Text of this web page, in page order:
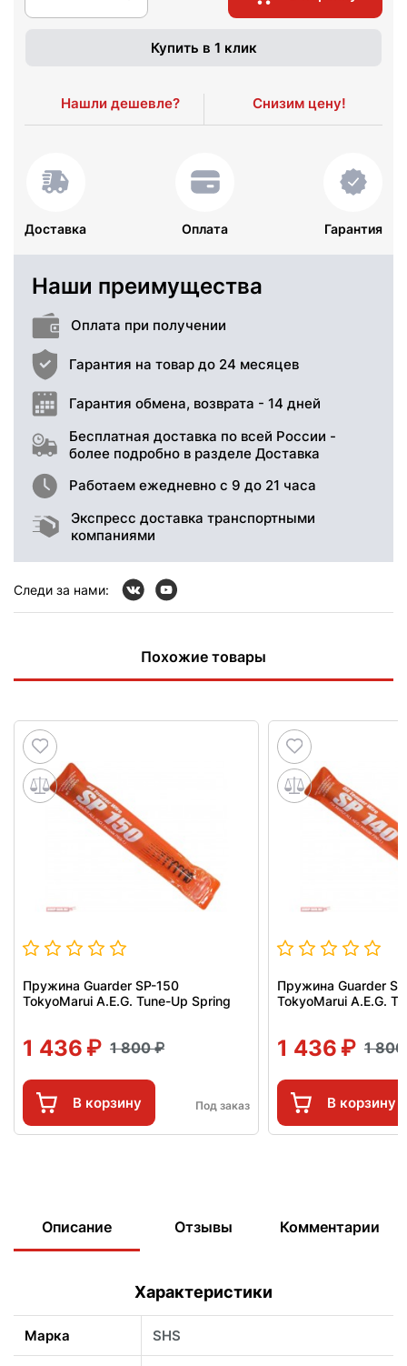
Купить в 1 клик
Нашли дешевле? Снизим цену!
Доставка Оплата Гарантия
Наши преимущества
Оплата при получении
Гарантия на товар до 24 месяцев
Гарантия обмена, возврата - 14 дней
Бесплатная доставка по всей России -
более подробно в разделе Доставка
Работаем ежедневно с 9 до 21 часа
Экспресс доставка транспортными
компаниями
Следи за нами:
Похожие товары
Пружина Guarder SP-150
TokyoMarui A.E.G. Tune-Up Spring
1 436 1 800
В корзину Под заказ
Пружина Guarder
TokyoMarui A.E.G.
1 436 1
В корзину
Описание Отзывы Комментарии
Характеристики
Марка SHS